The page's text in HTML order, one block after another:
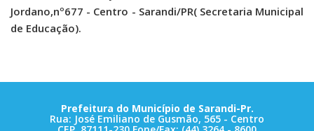
Jordano,nº677 - Centro - Sarandi/PR( Secretaria Municipal
de Educação).
Prefeitura do Município de Sarandi-Pr.
Rua: José Emiliano de Gusmão, 565 - Centro